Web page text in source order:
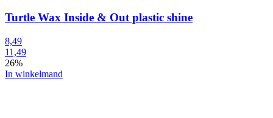
Turtle Wax Inside & Out plastic shine
8,49
11,49
26%
In winkelmand